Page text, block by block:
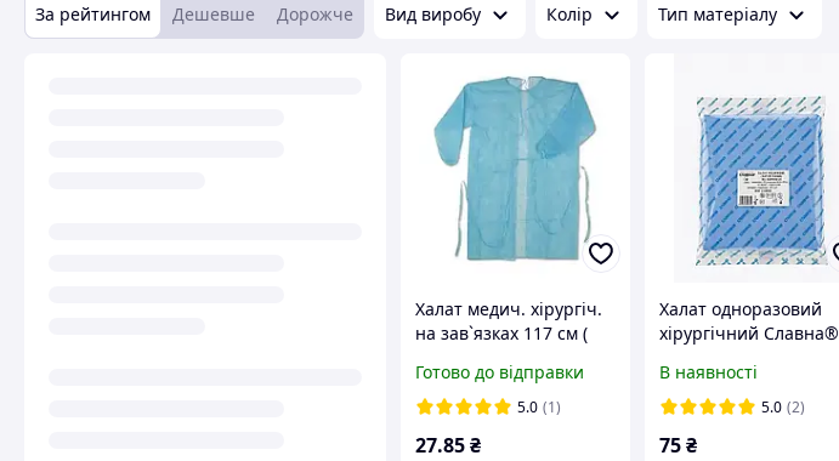
За рейтингом Дешевше Дорожче Вид виробу Колір Тип матеріалу
Халат медич. хірургіч.
на зав`язках 117 см (
(спанбонд- 20 г/м)
нестер.
Готово до відправки
5.0 (1)
27.85₴
Халат одноразовий
хірургічний Славна®
спанбонд стерильний
В наявності
5.0 (2)
75₴